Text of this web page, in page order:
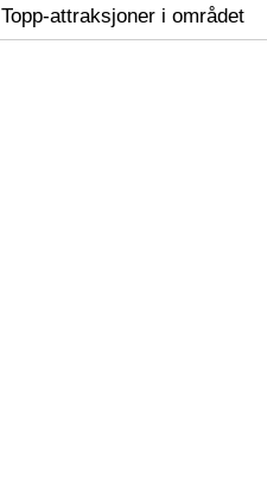
Topp-attraksjoner i området